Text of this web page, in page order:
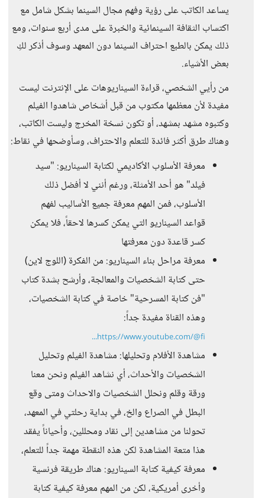
يساعد الكاتب على رؤية وفهم مجال السينما بشكل شامل مع
اكتساب الثقافة السينمائية والخبرة على مدى أربع سنوات، ومع
ذلك يمكن بالطبع احتراف السينما دون المعهد وسوف أذكر لكِ
بعض الأشياء.
من رأيي الشخصي، قراءة السيناريوهات على الإنترنت ليست
مفيدة لأن معظمها مكتوب من قبل أشخاص شاهدوا الفيلم
وكتبوه مشهد بمشهد، أو تكون نسخة المخرج وليست الكاتب،
وهناك طرق أكثر فائدة للتعلم والاحتراف، وسأوضحها في نقاط:
معرفة الأسلوب الأكاديمي لكتابة السيناريو: "سيد
فيلد" هو أحد الأمثلة، ورغم أنني لا أفضل ذلك
الأسلوب، فمن المهم معرفة جميع الأساليب لفهم
قواعد السيناريو التي يمكن كسرها لاحقاً، فلا يمكن
كسر قاعدة دون معرفتها
معرفة مراحل بناء السيناريو: من الفكرة (اللوج لاين)
حتى كتابة الشخصيات والمعالجة، وأرشح بشدة كتاب
"فن كتابة المسرحية" خاصة في كتابة الشخصيات،
وهذه القناة مفيدة جداً:
https://www.youtube.com/@fi...
مشاهدة الأفلام وتحليلها: مشاهدة الفيلم وتحليل
الشخصيات والأحداث، أي نشاهد الفيلم ونحن معنا
ورقة وقلم ونحلل الشخصيات والاحداث ومتى وقع
البطل في الصراع والخ، في بداية رحلتي في المعهد،
تحولنا من مشاهدين إلى نقاد ومحللين، وأحياناً يفقد
هذا متعة المشاهدة لكن هذه النقطة مهمة جداً للتعلم،
معرفة كيفية كتابة السيناريو: هناك طريقة فرنسية
وأخرى أمريكية، لكن من المهم معرفة كيفية كتابة